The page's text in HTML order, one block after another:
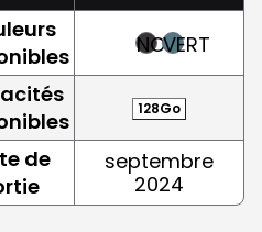
NOIRVERT
128Go
de
septembre
2024